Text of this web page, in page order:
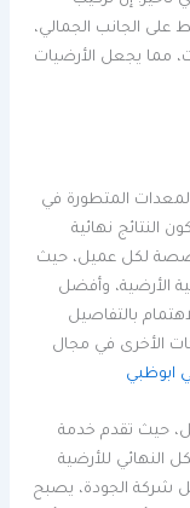
على الجانب الجمالي،
مما يجعل الأرضيات
المتطورة في
النتائج نهائية
لكل عميل، حيث
الأرضية، وأفضل
بالتفاصيل
الأخرى في مجال
ابوظبي
حيث تقدم خدمة
النهائي للأرضية
شركة الجودة، يصبح